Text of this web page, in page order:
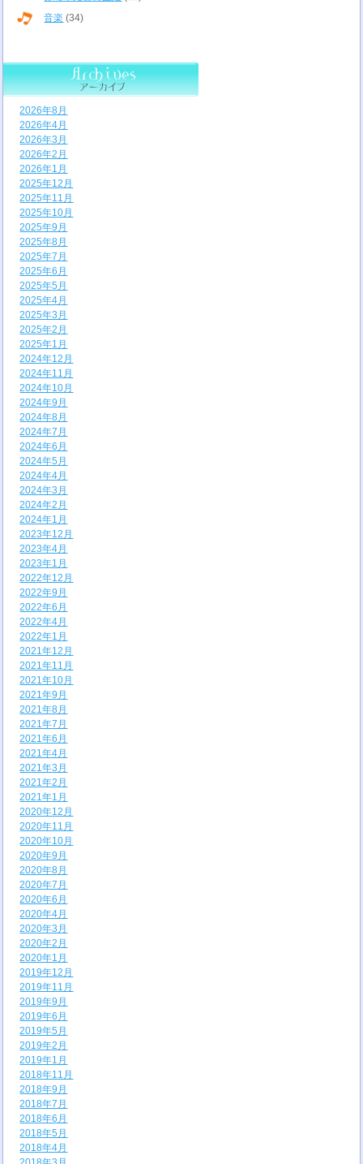
音楽 (34)
2026年8月
2026年4月
2026年3月
2026年2月
2026年1月
2025年12月
2025年11月
2025年10月
2025年9月
2025年8月
2025年7月
2025年6月
2025年5月
2025年4月
2025年3月
2025年2月
2025年1月
2024年12月
2024年11月
2024年10月
2024年9月
2024年8月
2024年7月
2024年6月
2024年5月
2024年4月
2024年3月
2024年2月
2024年1月
2023年12月
2023年4月
2023年1月
2022年12月
2022年9月
2022年6月
2022年4月
2022年1月
2021年12月
2021年11月
2021年10月
2021年9月
2021年8月
2021年7月
2021年6月
2021年4月
2021年3月
2021年2月
2021年1月
2020年12月
2020年11月
2020年10月
2020年9月
2020年8月
2020年7月
2020年6月
2020年4月
2020年3月
2020年2月
2020年1月
2019年12月
2019年11月
2019年9月
2019年6月
2019年5月
2019年2月
2019年1月
2018年11月
2018年9月
2018年7月
2018年6月
2018年5月
2018年4月